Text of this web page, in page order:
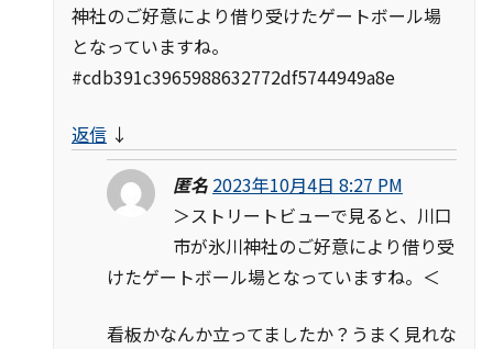
神社のご好意により借り受けたゲートボール場
となっていますね。
#cdb391c3965988632772df5744949a8e
返信 ↓
匿名 2023年10月4日 8:27 PM
＞ストリートビューで見ると、川口
市が氷川神社のご好意により借り受
けたゲートボール場となっていますね。＜
看板かなんか立ってましたか？うまく見れな